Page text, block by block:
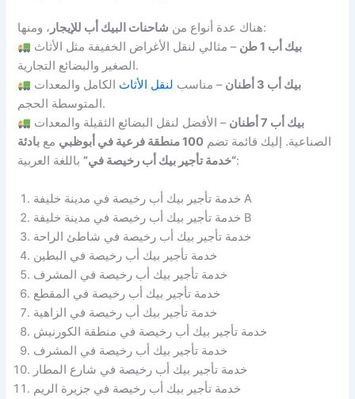
هناك عدة أنواع من شاحنات البيك أب للإيجار
، ومنها:
بيك أب 1 طن
– مثالي لنقل الأغراض الخفيفة مثل الأثاث
الصغير والبضائع التجارية.
بيك أب 3 أطنان
– مناسب لنقل الأثاث الكامل والمعدات
المتوسطة الحجم.
بيك أب 7 أطنان
– الأفضل لنقل البضائع الثقيلة والمعدات
الصناعية. إليك قائمة تضم 100 منطقة فرعية في أبوظبي مع بادئة
“خدمة تأجير بيك أب رخيصة في”باللغة العربية:
خدمة تأجير بيك أب رخيصة في مدينة خليفة A
خدمة تأجير بيك أب رخيصة في مدينة خليفة B
خدمة تأجير بيك أب رخيصة في شاطئ الراحة
خدمة تأجير بيك أب رخيصة في البطين
خدمة تأجير بيك أب رخيصة في المشرف
خدمة تأجير بيك أب رخيصة في المقطع
خدمة تأجير بيك أب رخيصة في الزاهية
خدمة تأجير بيك أب رخيصة في منطقة الكورنيش
خدمة تأجير بيك أب رخيصة في المشرف
خدمة تأجير بيك أب رخيصة في شارع المطار
خدمة تأجير بيك أب رخيصة في جزيرة الريم